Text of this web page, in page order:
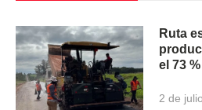
Ruta
el 73
2 de